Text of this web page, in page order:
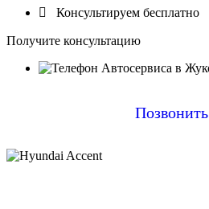
 Консультируем бесплатно
Получите консультацию
Позвонить